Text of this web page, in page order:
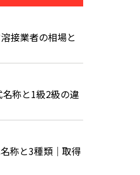
接業者の相場と
称と1級2級の違
称と3種類｜取得